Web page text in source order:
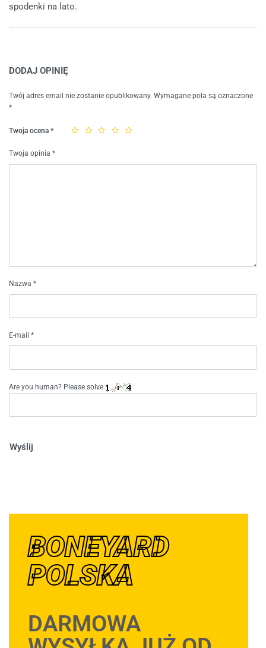
spodenki na lato.
DODAJ OPINIĘ
Twój adres email nie zostanie opublikowany. Wymagane pola są oznaczone
*
Twoja ocena *
Twoja opinia *
Nazwa *
E-mail *
Are you human? Please solve:
Wyślij
BONEYARD
POLSKA
DARMOWA